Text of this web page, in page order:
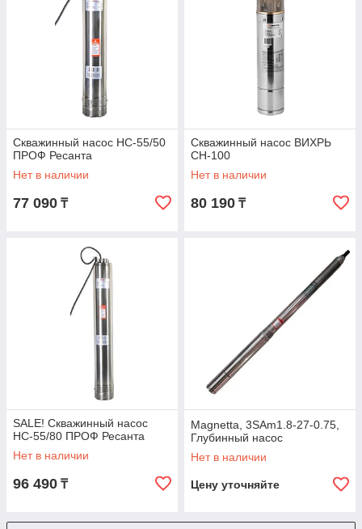
Скважинный насос НС-55/50
ПРОФ Ресанта
Нет в наличии
77 090 ₸
Скважинный насос ВИХРЬ
СН-100
Нет в наличии
80 190 ₸
SALE! Скважинный насос
НС-55/80 ПРОФ Ресанта
Нет в наличии
96 490 ₸
Magnetta, 3SAm1.8-27-0.75,
Глубинный насос
Нет в наличии
Цену уточняйте